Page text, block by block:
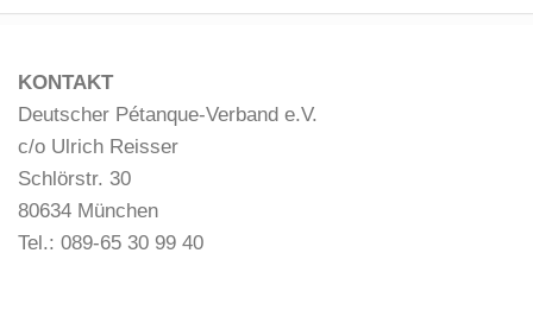
KONTAKT
Deutscher Pétanque-Verband e.V.
c/o Ulrich Reisser
Schlörstr. 30
80634 München
Tel.: 089-65 30 99 40